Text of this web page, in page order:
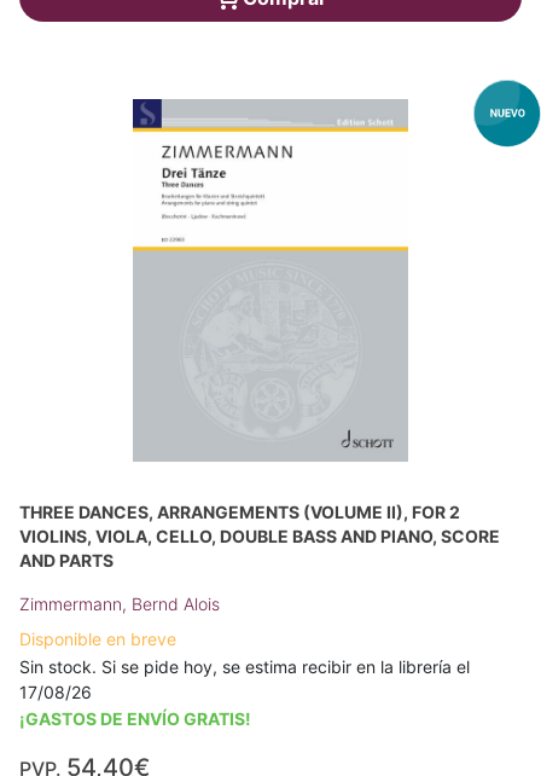
THREE DANCES, ARRANGEMENTS (VOLUME II), FOR 2
VIOLINS, VIOLA, CELLO, DOUBLE BASS AND PIANO, SCORE
AND PARTS
Zimmermann, Bernd Alois
Disponible en breve
Sin stock. Si se pide hoy, se estima recibir en la librería el
17/08/26
¡GASTOS DE ENVÍO GRATIS!
PVP. 54,40€